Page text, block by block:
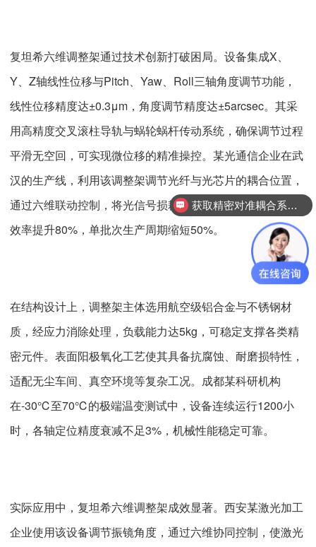
复坦希六维调整架通过技术创新打破困局。设备集成X、
Y、Z轴线性位移与Pitch、Yaw、Roll三轴角度调节功能，
线性位移精度达±0.3μm，角度调节精度达±5arcsec。其采
用高精度交叉滚柱导轨与蜗轮蜗杆传动系统，确保调节过程
平滑无空回，可实现微位移的精准操控。某光通信企业在武
汉的生产线，利用该调整架调节光纤与光芯片的耦合位置，
通过六维联动控制，将光信号损耗从1.0dB降至0.2dB，耦合
效率提升80%，单批次生产周期缩短50%。
在结构设计上，调整架主体选用航空级铝合金与不锈钢材
质，经应力消除处理，负载能力达5kg，可稳定支撑各类精
密元件。表面阳极氧化工艺使其具备抗腐蚀、耐磨损特性，
适配无尘车间、真空环境等复杂工况。成都某科研机构
在-30℃至70℃的极端温变测试中，设备连续运行1200小
时，各轴定位精度衰减不足3%，机械性能稳定可靠。
实际应用中，复坦希六维调整架成效显著。西安某激光加工
企业使用该设备调节振镜角度，通过六维协同控制，使激光
获取精密对准耦合系统技术方案